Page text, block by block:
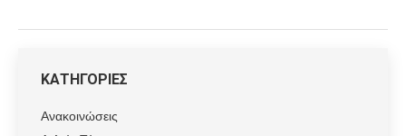
ΚΑΤΗΓΟΡΙΕΣ
Ανακοινώσεις